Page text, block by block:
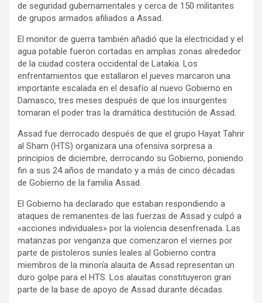
de seguridad gubernamentales y cerca de 150 militantes
de grupos armados afiliados a Assad.
El monitor de guerra también añadió que la electricidad y el
agua potable fueron cortadas en amplias zonas alrededor
de la ciudad costera occidental de Latakia. Los
enfrentamientos que estallaron el jueves marcaron una
importante escalada en el desafío al nuevo Gobierno en
Damasco, tres meses después de que los insurgentes
tomaran el poder tras la dramática destitución de Assad.
Assad fue derrocado después de que el grupo Hayat Tahrir
al Sham (HTS) organizara una ofensiva sorpresa a
principios de diciembre, derrocando su Gobierno, poniendo
fin a sus 24 años de mandato y a más de cinco décadas
de Gobierno de la familia Assad.
El Gobierno ha declarado que estaban respondiendo a
ataques de remanentes de las fuerzas de Assad y culpó a
«acciones individuales» por la violencia desenfrenada. Las
matanzas por venganza que comenzaron el viernes por
parte de pistoleros suníes leales al Gobierno contra
miembros de la minoría alauita de Assad representan un
duro golpe para el HTS. Los alauitas constituyeron gran
parte de la base de apoyo de Assad durante décadas.